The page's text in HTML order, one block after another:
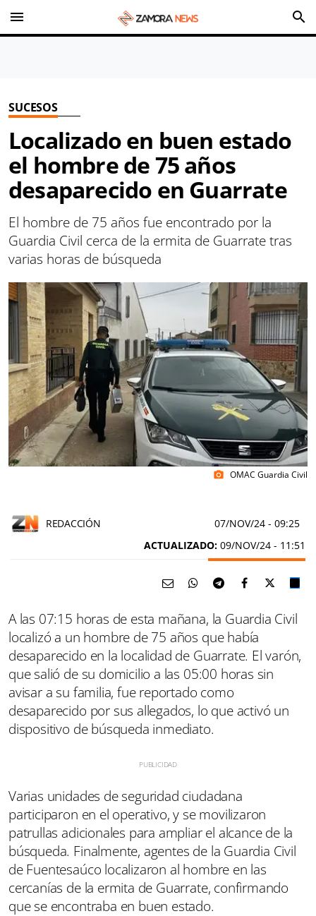
menu search
SUCESOS
Localizado en buen estado
el hombre de 75 años
desaparecido en Guarrate
El hombre de 75 años fue encontrado por la
Guardia Civil cerca de la ermita de Guarrate tras
varias horas de búsqueda
photo_camera OMAC Guardia Civil
REDACCIÓN 07/NOV/24 - 09:25
ACTUALIZADO: 09/NOV/24 - 11:51
A las 07:15 horas de esta mañana, la Guardia Civil
localizó a un hombre de 75 años que había
desaparecido en la localidad de Guarrate. El varón,
que salió de su domicilio a las 05:00 horas sin
avisar a su familia, fue reportado como
desaparecido por sus allegados, lo que activó un
dispositivo de búsqueda inmediato.
Varias unidades de seguridad ciudadana
participaron en el operativo, y se movilizaron
patrullas adicionales para ampliar el alcance de la
búsqueda. Finalmente, agentes de la Guardia Civil
de Fuentesaúco localizaron al hombre en las
cercanías de la ermita de Guarrate, confirmando
que se encontraba en buen estado.